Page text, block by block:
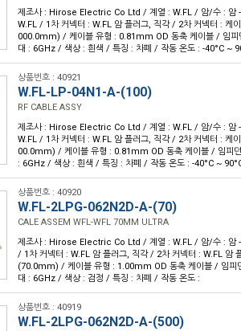
제조사 : Hirose Electric Co Ltd / 계열 : W.FL / 암/수 : 암 -
W.FL / 1차 커넥터 : W.FL 암 플러그, 직각 / 2차 커넥터 : 케
000.0mm) / 케이블 유형 : 0.81mm OD 동축 케이블 / 임피
대 : 6GHz / 색상 : 흰색 / 특징 : 차폐 / 작동 온도 : -40°C ~
상품번호 : 40921
W.FL-LP-04N1-A-(100)
RF CABLE ASSY
제조사 : Hirose Electric Co Ltd / 계열 : W.FL / 암/수 : 암 -
W.FL / 1차 커넥터 : W.FL 암 플러그, 직각 / 2차 커넥터 : 케
00.0mm) / 케이블 유형 : 0.81mm OD 동축 케이블 / 임피
: 6GHz / 색상 : 흰색 / 특징 : 차폐 / 작동 온도 : -40°C ~
상품번호 : 40920
W.FL-2LPG-062N2D-A-(70)
CALE ASSEM WFL-WFL 70MM ULTRA
제조사 : Hirose Electric Co Ltd / 계열 : W.FL / 암/수 : 암 -
/ 1차 커넥터 : W.FL 암 플러그, 직각 / 2차 커넥터 : W.FL 암
(70.0mm) / 케이블 유형 : 1.00mm OD 동축 케이블 / 임피
대 : 6GHz / 색상 : 검정 / 특징 : 차폐 / 작동 온도 :
상품번호 : 40919
W.FL-2LPG-062N2D-A-(500)